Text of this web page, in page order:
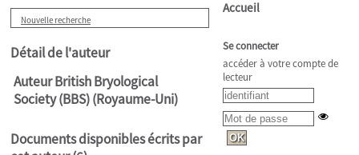
Nouvelle recherche
Détail de l'auteur
Auteur British Bryological
Society (BBS) (Royaume-Uni)
Documents disponibles écrits par
Accueil
Se connecter
accéder à votre compte de
lecteur